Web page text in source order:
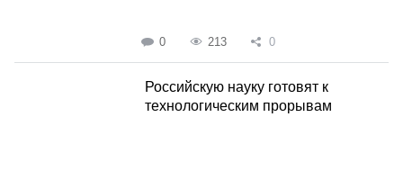
0 213 0
Российскую науку готовят к
технологическим прорывам